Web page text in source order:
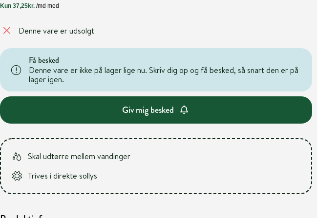
Denne vare er udsolgt
Få besked
Denne vare er ikke på lager lige nu. Skriv dig op og få besked, så snart den er på
lager igen.
Giv mig besked
Skal udtørre mellem vandinger
Trives i direkte sollys